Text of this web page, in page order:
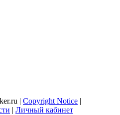
| Copyright Notice |
| Личный кабинет